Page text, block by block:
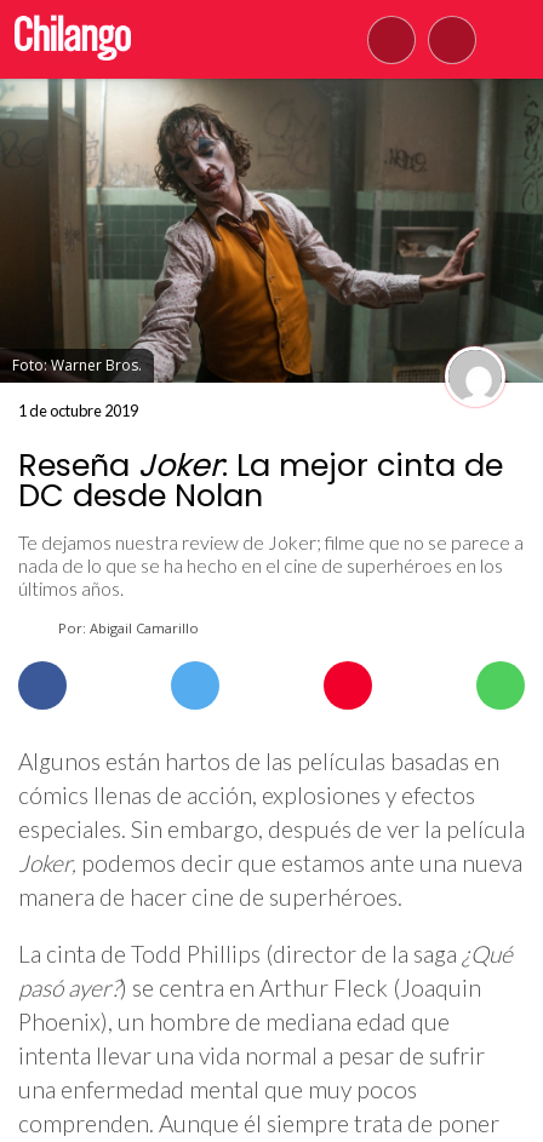
Foto: Warner Bros.
1 de octubre 2019
Reseña Joker: La mejor cinta de
DC desde Nolan
Te dejamos nuestra review de Joker; filme que no se parece a
nada de lo que se ha hecho en el cine de superhéroes en los
últimos años.
Por: Abigail Camarillo
Algunos están hartos de las películas basadas en
cómics llenas de acción, explosiones y efectos
especiales. Sin embargo, después de ver la película
Joker, podemos decir que estamos ante una nueva
manera de hacer cine de superhéroes.
La cinta de Todd Phillips (director de la saga ¿Qué
pasó ayer?) se centra en Arthur Fleck (Joaquin
Phoenix), un hombre de mediana edad que
intenta llevar una vida normal a pesar de sufrir
una enfermedad mental que muy pocos
comprenden. Aunque él siempre trata de poner